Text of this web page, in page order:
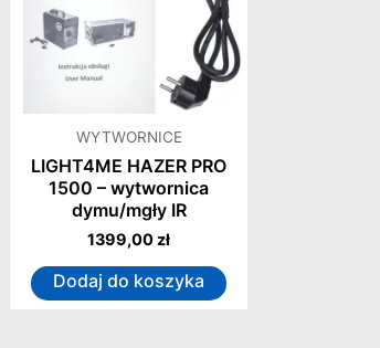
WYTWORNICE
LIGHT4ME HAZER PRO
1500 – wytwornica
dymu/mgły IR
1399,00 zł
Dodaj do koszyka